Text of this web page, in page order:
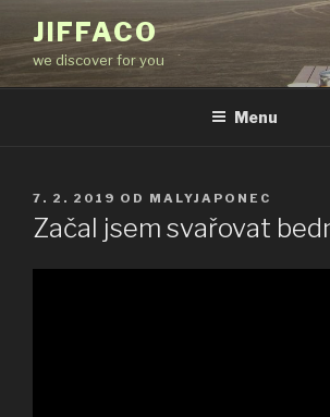
obsahu
webu
JIFFACO
we discover for you
Menu
PUBLIKOVÁNO
7. 2. 2019 OD MALYJAPONEC
Začal jsem svařovat